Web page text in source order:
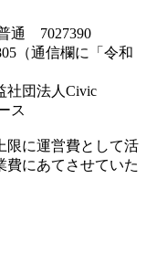
通 7027390
（通信欄に「令和
社団法人Civic
ス
限に運営費として活
費にあてさせていた